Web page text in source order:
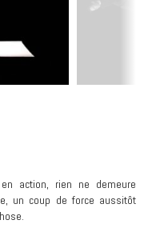
action, rien ne demeure
un coup de force aussitôt